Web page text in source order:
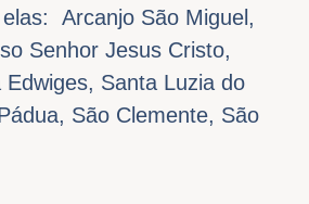
Arcanjo São Miguel,
Senhor Jesus Cristo,
Santa Luzia do
São Clemente, São